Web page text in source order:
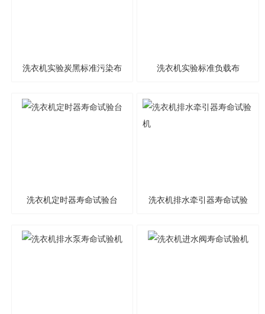
洗衣机实验炭黑标准污染布 洗衣机实验标准负载布
洗衣机定时器寿命试验台 洗衣机排水牵引器寿命试验